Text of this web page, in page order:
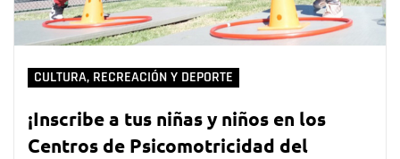
CULTURA, RECREACIÓN Y DEPORTE
¡Inscribe a tus niñas y niños en los
Centros de Psicomotricidad del